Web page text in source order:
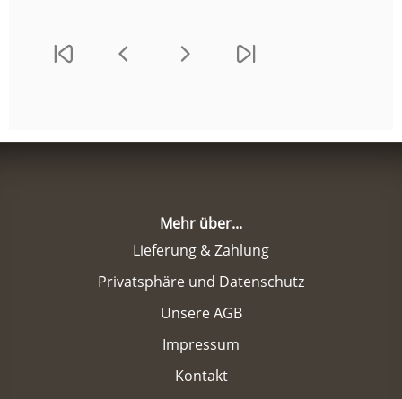
Mehr über...
Lieferung & Zahlung
Privatsphäre und Datenschutz
Unsere AGB
Impressum
Kontakt